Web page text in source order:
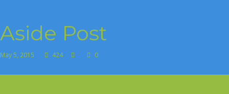
Aside Post
May 5, 2015 424 0